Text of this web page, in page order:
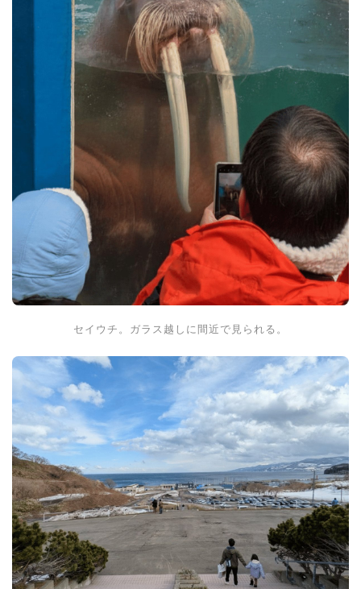
セイウチ。ガラス越しに間近で見られる。